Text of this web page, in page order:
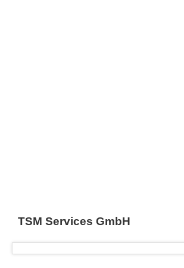
TSM Services GmbH